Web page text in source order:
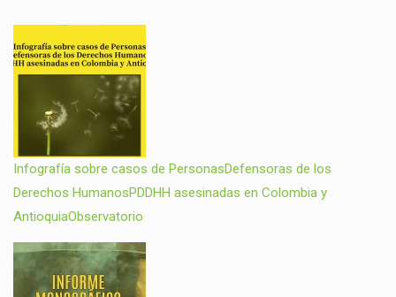
Infografía sobre casos de PersonasDefensoras de los
Derechos HumanosPDDHH asesinadas en Colombia y
AntioquiaObservatorio